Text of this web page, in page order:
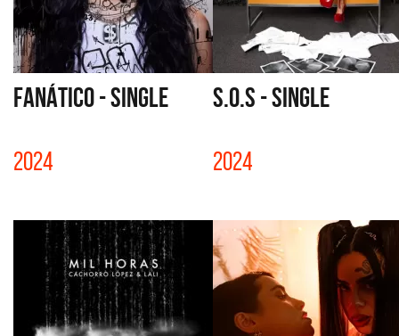
FANÁTICO - SINGLE
2024
S.O.S - SINGLE
2024